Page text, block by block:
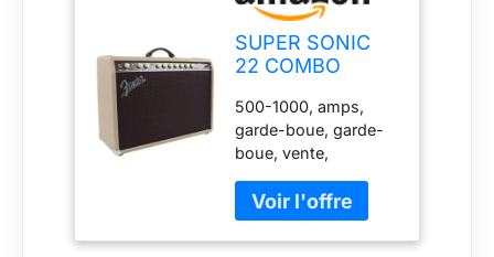
SUPER SONIC
22 COMBO
500-1000, amps,
garde-boue, garde-
boue, vente,
reverbsync-
shipping-profile :
amps